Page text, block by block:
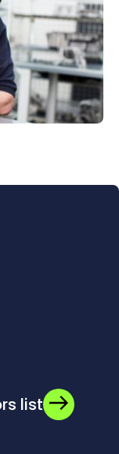
list